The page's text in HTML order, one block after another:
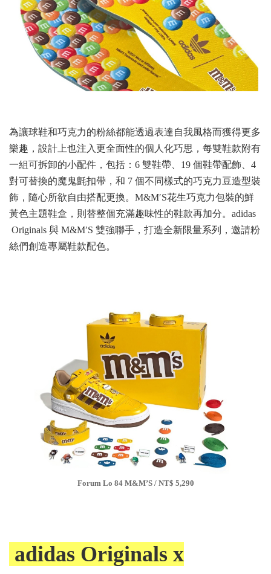
為讓球鞋和巧克力的粉絲都能透過表達自我風格而獲得更多
樂趣，設計上也注入更全面性的個人化巧思，每雙鞋款附有
一組可拆卸的小配件，包括：6 雙鞋帶、19 個鞋帶配飾、4
對可替換的魔鬼氈扣帶，和 7 個不同樣式的巧克力豆造型裝
飾，隨心所欲自由搭配更換。M&M′S花生巧克力包裝的鮮
黃色主題鞋盒，則替整個充滿趣味性的鞋款再加分。adidas
Originals 與 M&M′S 雙強聯手，打造全新限量系列，邀請粉
絲們創造專屬鞋款配色。
Forum Lo 84 M&M’S / NT$ 5,290
adidas Originals x